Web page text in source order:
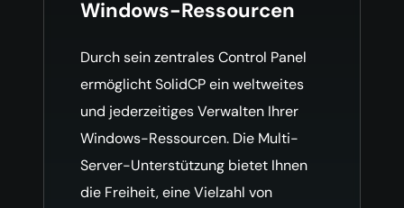
Windows-Ressourcen
Durch sein zentrales Control Panel
ermöglicht SolidCP ein weltweites
und jederzeitiges Verwalten Ihrer
Windows-Ressourcen. Die Multi-
Server-Unterstützung bietet Ihnen
die Freiheit, eine Vielzahl von